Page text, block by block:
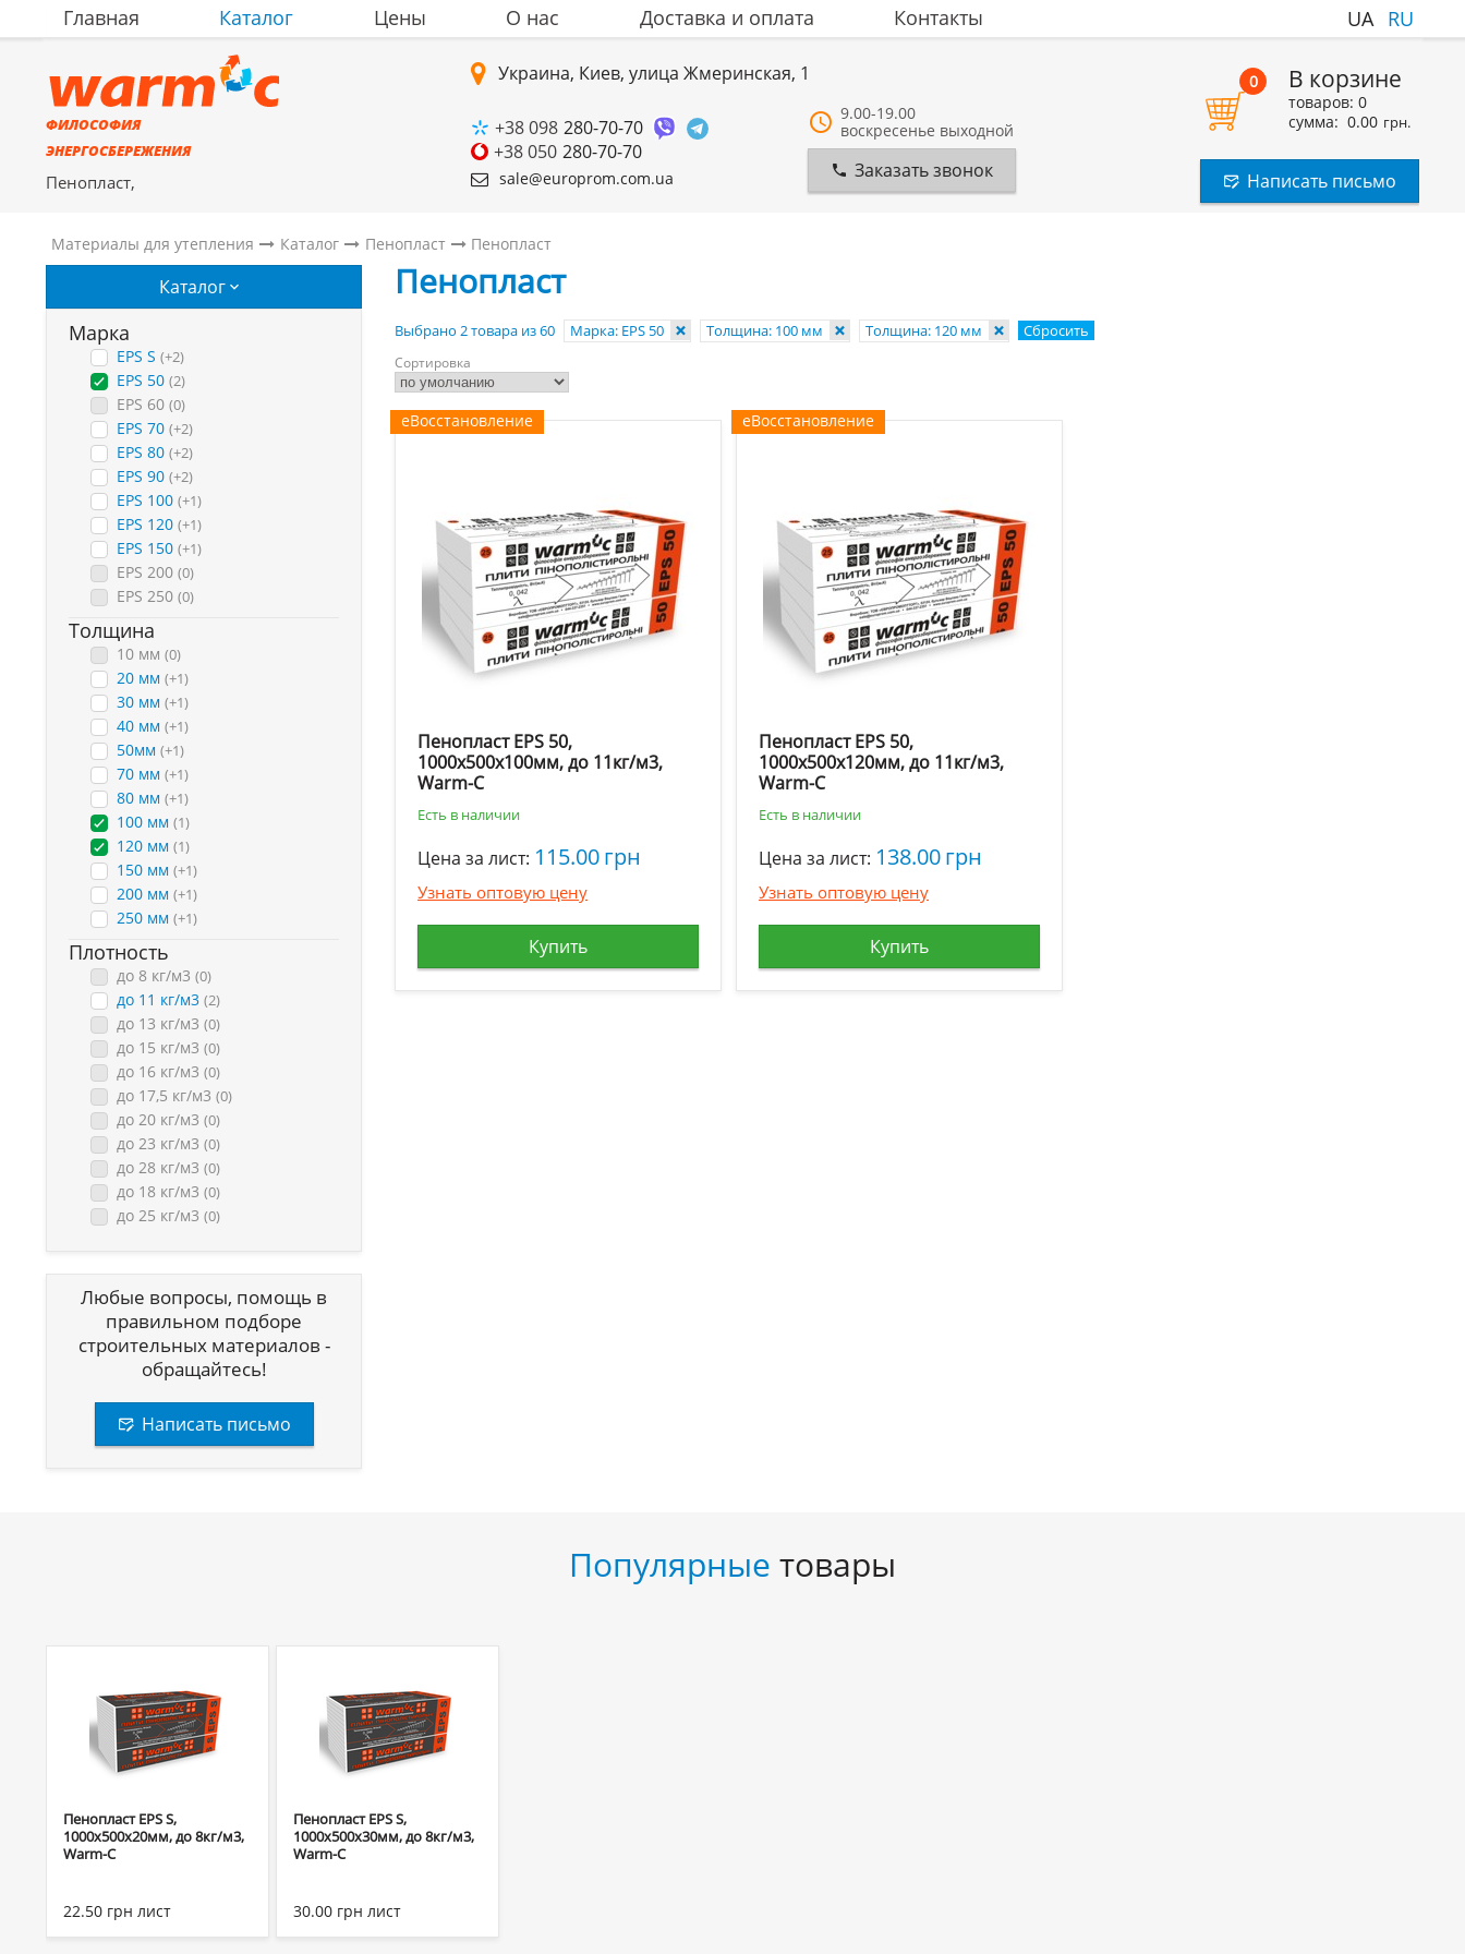
Главная Каталог Цены О нас Доставка и оплата Контакты UA RU
ФИЛОСОФИЯ
ЭНЕРГОСБЕРЕЖЕНИЯ
Пенопласт,
Украина, Киев, улица Жмеринская, 1
+38 098 280-70-70
+38 050 280-70-70
sale@europrom.com.ua
9.00-19.00
воскресенье выходной
Заказать звонок
0 В корзине
товаров: 0
сумма: 0.00 грн.
Написать письмо
Материалы для утепления Каталог Пенопласт Пенопласт
Каталог
Марка
EPS S (+2)
EPS 50 (2)
EPS 60 (0)
EPS 70 (+2)
EPS 80 (+2)
EPS 90 (+2)
EPS 100 (+1)
EPS 120 (+1)
EPS 150 (+1)
EPS 200 (0)
EPS 250 (0)
Толщина
10 мм (0)
20 мм (+1)
30 мм (+1)
40 мм (+1)
50мм (+1)
70 мм (+1)
80 мм (+1)
100 мм (1)
120 мм (1)
150 мм (+1)
200 мм (+1)
250 мм (+1)
Плотность
до 8 кг/м3 (0)
до 11 кг/м3 (2)
до 13 кг/м3 (0)
до 15 кг/м3 (0)
до 16 кг/м3 (0)
до 17,5 кг/м3 (0)
до 20 кг/м3 (0)
до 23 кг/м3 (0)
до 28 кг/м3 (0)
до 18 кг/м3 (0)
до 25 кг/м3 (0)
Любые вопросы, помощь в
правильном подборе
строительных материалов -
обращайтесь!
Написать письмо
Пенопласт
Выбрано 2 товара из 60 Марка: EPS 50 Толщина: 100 мм Толщина: 120 мм Сбросить
Сортировка
еВосстановление
Пенопласт EPS 50,
1000х500х100мм, до 11кг/м3,
Warm-C
Есть в наличии
Цена за лист: 115.00грн
Узнать оптовую цену
Купить
еВосстановление
Пенопласт EPS 50,
1000х500х120мм, до 11кг/м3,
Warm-C
Есть в наличии
Цена за лист: 138.00грн
Узнать оптовую цену
Купить
Популярные товары
Пенопласт EPS S,
1000х500х20мм, до 8кг/м3,
Warm-C
22.50 грн лист
Пенопласт EPS S,
1000х500х30мм, до 8кг/м3,
Warm-C
30.00 грн лист